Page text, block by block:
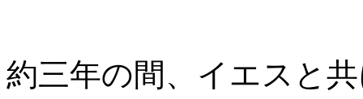
約三年の間、イエスと